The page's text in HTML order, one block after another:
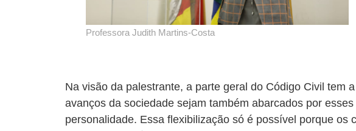
Professora Judith Martins-Costa
Na visão da palestrante, a parte geral do Código Civil tem
avanços da sociedade sejam também abarcados por
personalidade. Essa flexibilização só é possível porque